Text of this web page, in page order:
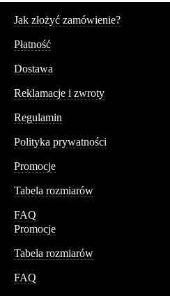
Jak złożyć zamówienie?
Płatność
Dostawa
Reklamacje i zwroty
Regulamin
Polityka prywatności
Promocje
Tabela rozmiarów
FAQ
Promocje
Tabela rozmiarów
FAQ